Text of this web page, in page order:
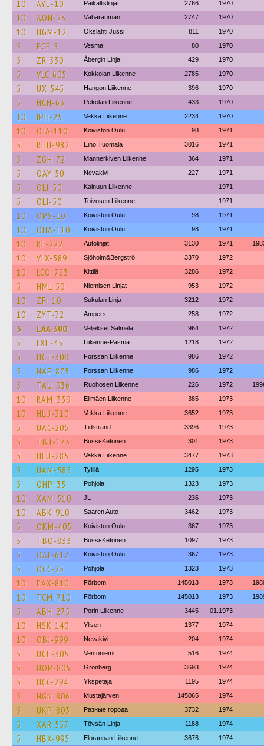
10 AYE-10 Paikallislinjat 2766 1970
10 AON-23 Vähärauman 2747 1970
10 HGM-12 Okslahti Jussi 811 1970
5 ECF-5 Vesma 80 1970
5 ZR-530 Åbergin Linja 429 1970
5 VLC-605 Kokkolan Liikenne 2785 1970
5 UX-545 Hangon Liikenne 396 1970
5 HCH-63 Pekolan Liikenne 433 1970
10 IPH-25 Vekka Liikenne 2234 1970
10 OJA-110 Koiviston Oulu 98 1971
5 RHH-982 Eino Tuomala 3016 1971
5 ZGH-72 Mannerkiven Liikenne 364 1971
5 OAY-50 Nevakivi 227 1971
5 OLI-50 Kainuun Liikenne 1971
5 OLI-50 Toivosen Liikenne 1971
10 OPS-10 Koiviston Oulu 98 1971
10 OHA-110 Koiviston Oulu 98 1971
10 RF-222 Autolinjat 3130 1971
10 VLX-589 Sjöholm&Bergströ 3370 1972
10 LCO-723 Kittilä 3286 1972
5 HML-50 Niemisen Linjat 953 1972
10 ZFI-10 Sukulan Linja 3212 1972
10 ZYT-72 Ampers 258 1972
5 LAA-300 Veljekset Salmela 964 1972
5 LXE-45 Liikenne-Pasma 1218 1972
5 HCT-308 Forssan Liikenne 986 1972
5 HAE-875 Forssan Liikenne 986 1972
5 TAU-936 Ruohosen Liikenne 226 1972
10 RAM-339 Elimäen Liikenne 385 1973
10 HLU-310 Vekka Liikenne 3652 1973
5 UAC-205 Tidstrand 3396 1973
5 TBT-173 Bussi-Ketonen 301 1973
5 HLU-285 Vekka Liikenne 3477 1973
5 UAM-585 Tyllilä 1295 1973
5 OHP-35 Pohjola 1323 1973
10 XAM-510 JL 236 1973
10 ABK-910 Saaren Auto 3462 1973
5 OKM-405 Koiviston Oulu 367 1973
5 TBO-833 Bussi-Ketonen 1097 1973
5 OAL-612 Koiviston Oulu 367 1973
5 OCC-25 Pohjola 1323 1973
10 EAX-810 Förbom 145013 1973
10 TCM-710 Förbom 145013 1973
5 ABH-275 Porin Liikenne 3445 01.1973
10 HSK-140 Ylisen 1377 1974
10 OBJ-999 Nevakivi 204 1974
5 UCE-305 Ventoniemi 516 1974
5 UOP-805 Grönberg 3693 1974
5 HCC-294 Ykspetäjä 1195 1974
5 HGN-806 Mustajärven 145065 1974
5 UKP-803 Разные города 3732 1974
5 XAR-557 Töysän Linja 1188 1974
5 HBX-995 Elorannan Liikenne 3676 1974